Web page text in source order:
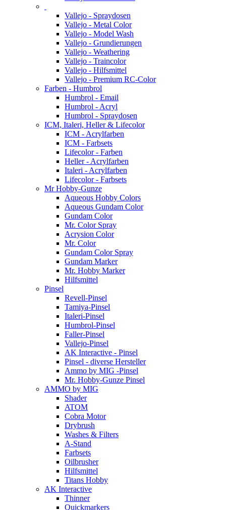
Vallejo - Spraydosen
Vallejo - Metal Color
Vallejo - Model Wash
Vallejo - Grundierungen
Vallejo - Weathering
Vallejo - Traincolor
Vallejo - Hilfsmittel
Vallejo - Premium RC-Color
Farben - Humbrol
Humbrol - Email
Humbrol - Acryl
Humbrol - Spraydosen
ICM, Italeri, Heller & Lifecolor
ICM - Acrylfarben
ICM - Farbsets
Lifecolor - Farben
Heller - Acrylfarben
Italeri - Acrylfarben
Lifecolor - Farbsets
Mr Hobby-Gunze
Aqueous Hobby Colors
Aqueous Gundam Color
Gundam Color
Mr. Color Spray
Acrysion Color
Mr. Color
Gundam Color Spray
Gundam Marker
Mr. Hobby Marker
Hilfsmittel
Pinsel
Revell-Pinsel
Tamiya-Pinsel
Italeri-Pinsel
Humbrol-Pinsel
Faller-Pinsel
Vallejo-Pinsel
AK Interactive - Pinsel
Pinsel - diverse Hersteller
Ammo by MIG -Pinsel
Mr. Hobby-Gunze Pinsel
AMMO by MIG
Shader
ATOM
Cobra Motor
Drybrush
Washes & Filters
A-Stand
Farbsets
Oilbrusher
Hilfsmittel
Titans Hobby
AK Interactive
Thinner
Quickmarkers